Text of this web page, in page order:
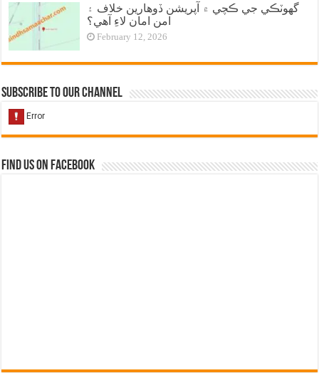
گهوٽڪي جي ڪچي ۾ آپريشن ڏوهارين خلاف ۽
امن امان لاءِ آهي؟
February 12, 2026
Subscribe to our Channel
Find us on Facebook